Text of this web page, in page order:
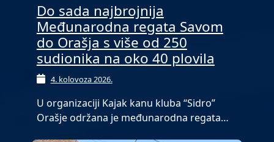
Do sada najbrojnija
Međunarodna regata Savom
do Orašja s više od 250
sudionika na oko 40 plovila
4. kolovoza 2026.
U organizaciji Kajak kanu kluba “Sidro”
Orašje održana je međunarodna regata…